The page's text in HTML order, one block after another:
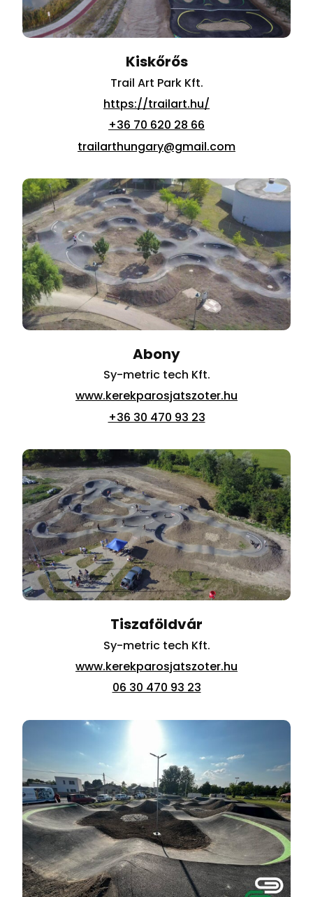
Kiskőrős
Trail Art Park Kft.
https://trailart.hu/
+36 70 620 28 66
trailarthungary@gmail.com
Abony
Sy-metric tech Kft.
www.kerekparosjatszoter.hu
+36 30 470 93 23
Tiszaföldvár
Sy-metric tech Kft.
www.kerekparosjatszoter.hu
06 30 470 93 23